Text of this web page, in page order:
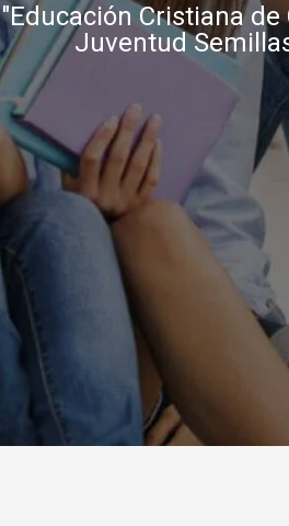
"Educación Cristiana
Juventud